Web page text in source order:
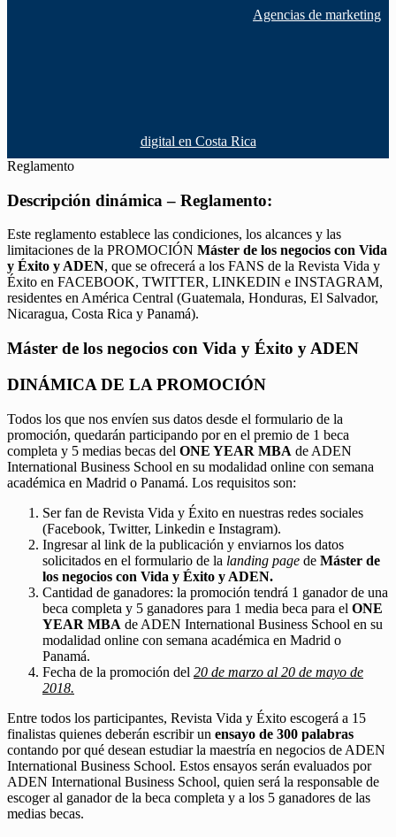
Agencias de marketing
digital en Costa Rica
Reglamento
Descripción dinámica – Reglamento:
Este reglamento establece las condiciones, los alcances y las
limitaciones de la PROMOCIÓN Máster de los negocios con Vida
y Éxito y ADEN, que se ofrecerá a los FANS de la Revista Vida y
Éxito en FACEBOOK, TWITTER, LINKEDIN e INSTAGRAM,
residentes en América Central (Guatemala, Honduras, El Salvador,
Nicaragua, Costa Rica y Panamá).
Máster de los negocios con Vida y Éxito y ADEN
DINÁMICA DE LA PROMOCIÓN
Todos los que nos envíen sus datos desde el formulario de la
promoción, quedarán participando por en el premio de 1 beca
completa y 5 medias becas del ONE YEAR MBA de ADEN
International Business School en su modalidad online con semana
académica en Madrid o Panamá. Los requisitos son:
Ser fan de Revista Vida y Éxito en nuestras redes sociales
(Facebook, Twitter, Linkedin e Instagram).
Ingresar al link de la publicación y enviarnos los datos
solicitados en el formulario de la landing page de Máster de
los negocios con Vida y Éxito y ADEN.
Cantidad de ganadores: la promoción tendrá 1 ganador de una
beca completa y 5 ganadores para 1 media beca para el ONE
YEAR MBA de ADEN International Business School en su
modalidad online con semana académica en Madrid o
Panamá.
Fecha de la promoción del 20 de marzo al 20 de mayo de
2018.
Entre todos los participantes, Revista Vida y Éxito escogerá a 15
finalistas quienes deberán escribir un ensayo de 300 palabras
contando por qué desean estudiar la maestría en negocios de ADEN
International Business School. Estos ensayos serán evaluados por
ADEN International Business School, quien será la responsable de
escoger al ganador de la beca completa y a los 5 ganadores de las
medias becas.